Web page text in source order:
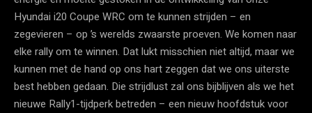
Hyundai i20 Coupe WRC om te kunnen strijden – en
zegevieren – op ’s werelds zwaarste proeven. We komen naar
elke rally om te winnen. Dat lukt misschien niet altijd, maar we
kunnen met de hand op ons hart zeggen dat we ons uiterste
best hebben gedaan. Die strijdlust zal ons bijblijven als we het
nieuwe Rally1-tijdperk betreden – een nieuw hoofdstuk voor